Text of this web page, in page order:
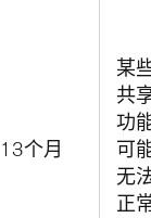
13个月
某
共
功
可
无
正